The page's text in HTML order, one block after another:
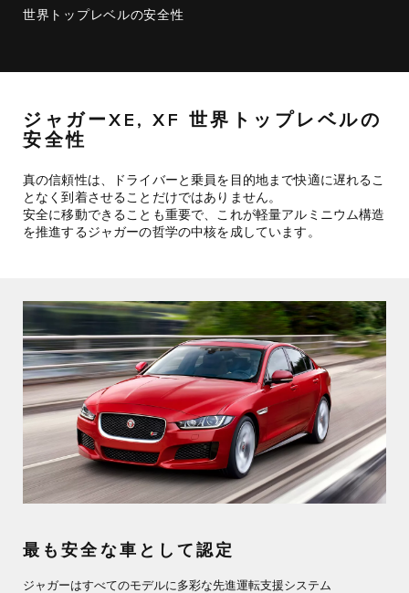
世界トップレベルの安全性
ジャガーXE, XF 世界トップレベルの
安全性
真の信頼性は、ドライバーと乗員を目的地まで快適に遅れるこ
となく到着させることだけではありません。
安全に移動できることも重要で、これが軽量アルミニウム構造
を推進するジャガーの哲学の中核を成しています。
最も安全な車として認定
ジャガーはすべてのモデルに多彩な先進運転支援システム